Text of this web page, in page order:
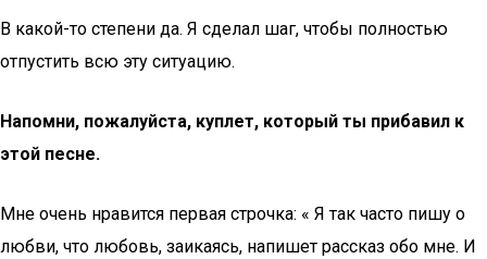
В какой-то степени да. Я сделал шаг, чтобы полностью
отпустить всю эту ситуацию.
Напомни, пожалуйста, куплет, который ты прибавил к
этой песне.
Мне очень нравится первая строчка: « Я так часто пишу о
любви, что любовь, заикаясь, напишет рассказ обо мне. И